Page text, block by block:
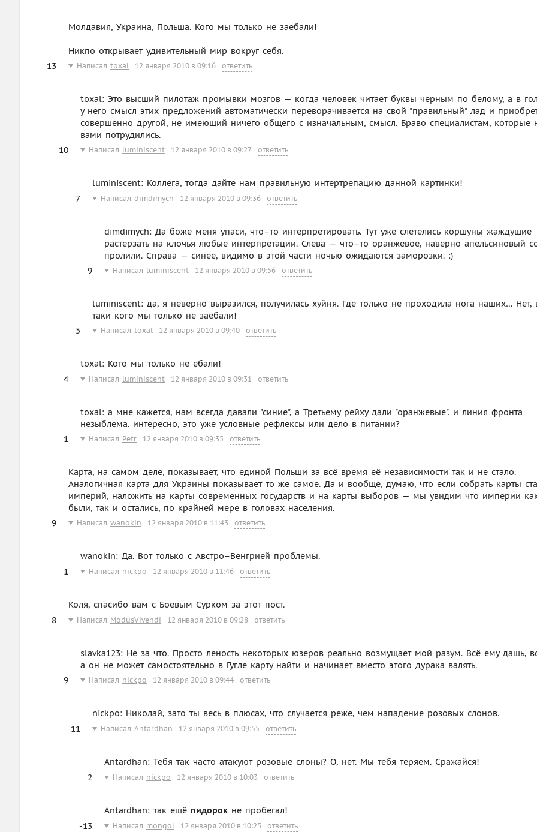
Молдавия, Украина, Польша. Кого мы только не заебали!
Никпо открывает удивительный мир вокруг себя.
13
Написал toxal 12 января 2010 в 09:16 ответить
toxal: Это высший пилотаж промывки мозгов — когда человек читает буквы черным по белому, а в
у него смысл этих предложений автоматически переворачивается на свой "правильный" лад и
совершенно другой, не имеющий ничего общего с изначальным, смысл. Браво специалистам, которые
вами потрудились.
10
Написал luminiscent 12 января 2010 в 09:27 ответить
luminiscent: Коллега, тогда дайте нам правильную интертрепацию данной картинки!
7
Написал dimdimych 12 января 2010 в 09:36 ответить
dimdimych: Да боже меня упаси, что–то интерпретировать. Тут уже слетелись коршуны жаждущие
растерзать на клочья любые интерпретации. Слева — что–то оранжевое, наверно апельсиновый
пролили. Справа — синее, видимо в этой части ночью ожидаются заморозки. :)
9
Написал luminiscent 12 января 2010 в 09:56 ответить
luminiscent: да, я неверно выразился, получилась хуйня. Где только не проходила нога наших… Нет,
таки кого мы только не заебали!
5
Написал toxal 12 января 2010 в 09:40 ответить
toxal: Кого мы только не ебали!
4
Написал luminiscent 12 января 2010 в 09:31 ответить
toxal: а мне кажется, нам всегда давали "синие", а Третьему рейху дали "оранжевые". и линия фронта
незыблема. интересно, это уже условные рефлексы или дело в питании?
1
Написал Petr 12 января 2010 в 09:35 ответить
Карта, на самом деле, показывает, что единой Польши за всё время её независимости так и не стало.
Аналогичная карта для Украины показывает то же самое. Да и вообще, думаю, что если собрать карты
империй, наложить на карты современных государств и на карты выборов — мы увидим что империи
были, так и остались, по крайней мере в головах населения.
9
Написал wanokin 12 января 2010 в 11:43 ответить
wanokin: Да. Вот только с Австро–Венгрией проблемы.
1
Написал nickpo 12 января 2010 в 11:46 ответить
Коля, спасибо вам с Боевым Сурком за этот пост.
8
Написал ModusVivendi 12 января 2010 в 09:28 ответить
slavka123: Не за что. Просто леность некоторых юзеров реально возмущает мой разум. Всё ему дашь,
а он не может самостоятельно в Гугле карту найти и начинает вместо этого дурака валять.
9
Написал nickpo 12 января 2010 в 09:44 ответить
nickpo: Николай, зато ты весь в плюсах, что случается реже, чем нападение розовых слонов.
11
Написал Antardhan 12 января 2010 в 09:55 ответить
Antardhan: Тебя так часто атакуют розовые слоны? О, нет. Мы тебя теряем. Сражайся!
2
Написал nickpo 12 января 2010 в 10:03 ответить
Antardhan: так ещё пидорок не пробегал!
-13
Написал mongol 12 января 2010 в 10:25 ответить